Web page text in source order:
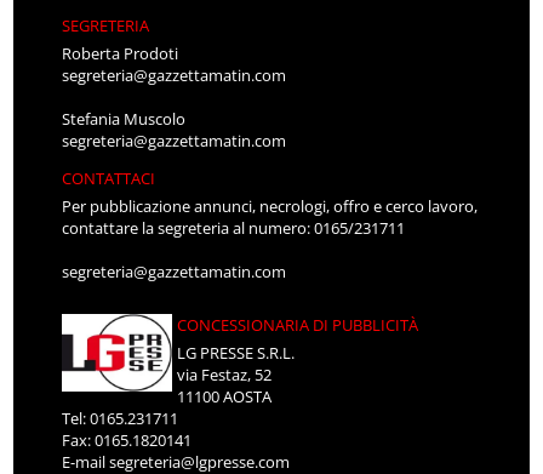
SEGRETERIA
Roberta Prodoti
segreteria@gazzettamatin.com
Stefania Muscolo
segreteria@gazzettamatin.com
CONTATTACI
Per pubblicazione annunci, necrologi, offro e cerco lavoro,
contattare la segreteria al numero: 0165/231711
segreteria@gazzettamatin.com
CONCESSIONARIA DI PUBBLICITÀ
LG PRESSE S.R.L.
via Festaz, 52
11100 AOSTA
Tel: 0165.231711
Fax: 0165.1820141
E-mailsegreteria@lgpresse.com